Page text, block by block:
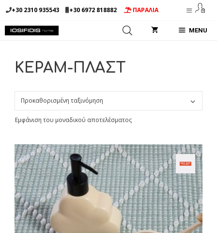
Μετάβαση
σε
περιεχόμενο
+30 2310 935543 +30 6972 818882 ΠΑΡΑΛΙΑ
MENU
ΚΕΡΑΜ-ΠΛΑΣΤ
Εμφάνιση του μοναδικού αποτελέσματος